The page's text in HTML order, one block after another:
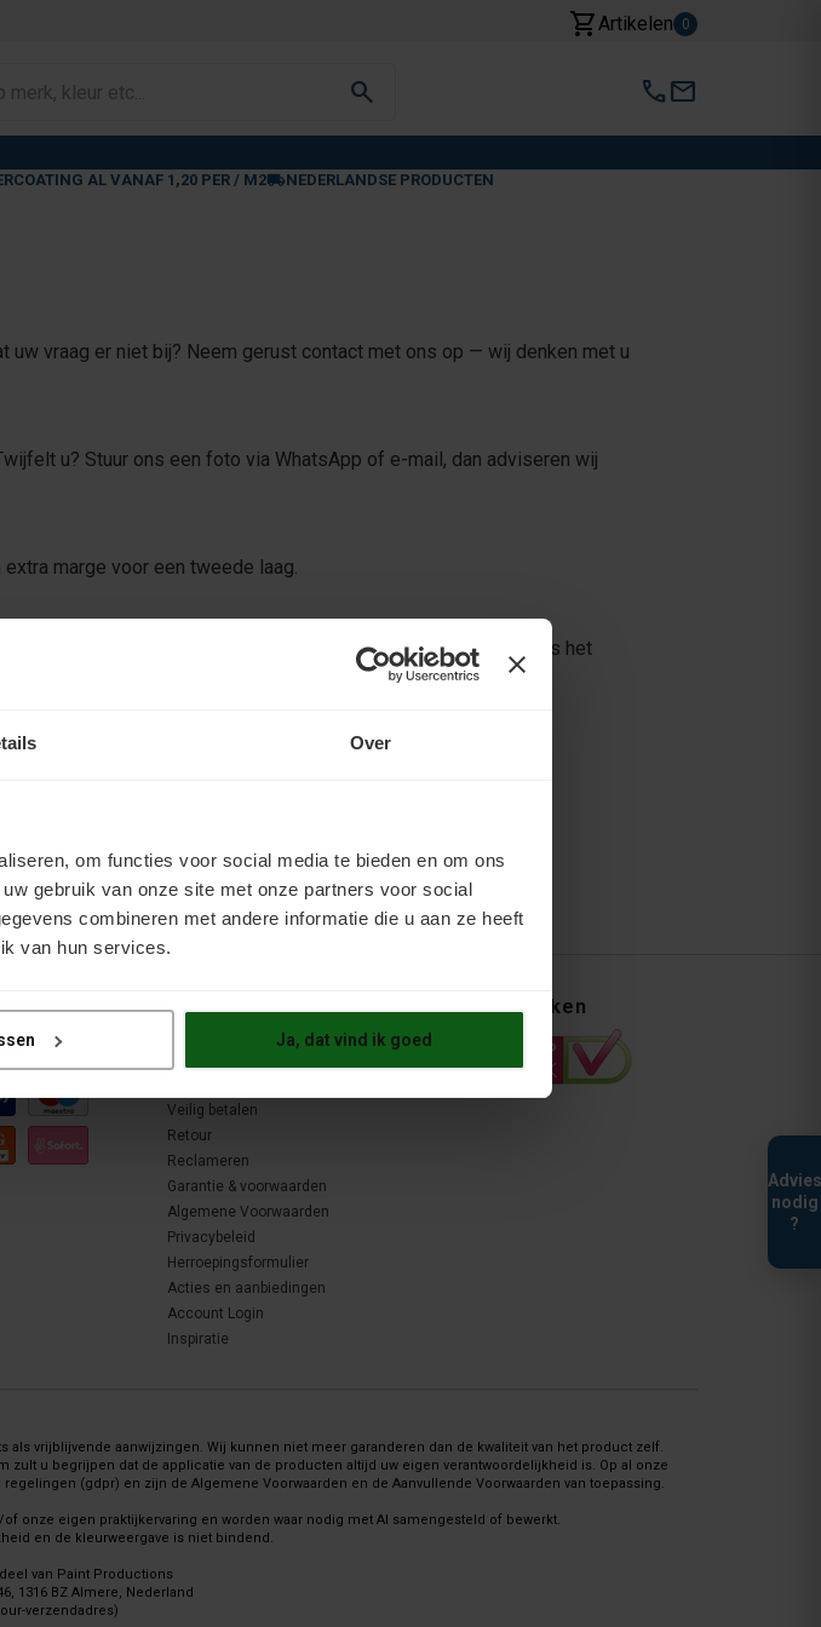
Over
om functies voor social media te bieden en om ons
gebruik van onze site met onze partners voor social
combineren met andere informatie die u aan ze heeft
van hun services.
Ja, dat vind ik goed
Advies
nodig
?
shopping_cartArtikelen 0
search callmail
AL VANAF 1,20 PER / M2 NEDERLANDSE PRODUCTEN
vraag er niet bij? Neem gerust contact met ons op — wij denken met u
u? Stuur ons een foto via WhatsApp of e-mail, dan adviseren wij
marge voor een tweede laag.
Een goede voorbereiding (schoon, droog en vetvrij) is het
bij het product.
Klantenservice
Contactgegevens
Veilig betalen
Retour
Reclameren
Garantie & voorwaarden
Algemene Voorwaarden
Privacybeleid
Herroepingsformulier
Acties en aanbiedingen
Account Login
Inspiratie
Kleurmerken
vrijblijvende aanwijzingen. Wij kunnen niet meer garanderen dan de kwaliteit van het product zelf.
u begrijpen dat de applicatie van de producten altijd uw eigen verantwoordelijkheid is. Op al onze
(gdpr) en zijn de Algemene Voorwaarden en de Aanvullende Voorwaarden van toepassing.
onze eigen praktijkervaring en worden waar nodig met AI samengesteld of bewerkt.
en de kleurweergave is niet bindend.
van Paint Productions
1316 BZ Almere, Nederland
verzendadres)